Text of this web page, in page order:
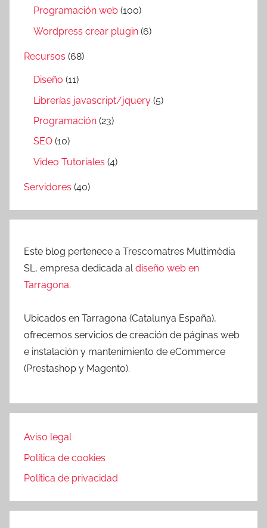
Programación web (100)
Wordpress crear plugin (6)
Recursos (68)
Diseño (11)
Librerías javascript/jquery (5)
Programación (23)
SEO (10)
Video Tutoriales (4)
Servidores (40)
Este blog pertenece a Trescomatres Multimèdia
SL, empresa dedicada aldiseño web en
Tarragona.
Ubicados en Tarragona (Catalunya España),
ofrecemos servicios de creación de páginas web
e instalación y mantenimiento de eCommerce
(Prestashop y Magento).
Aviso legal
Política de cookies
Política de privacidad